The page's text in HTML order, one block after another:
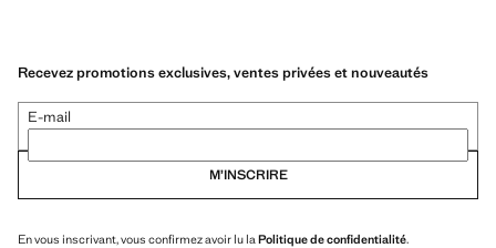
Recevez promotions exclusives, ventes privées et nouveautés
E-mail
M’INSCRIRE
En vous inscrivant, vous confirmez avoir lu la Politique de confidentialité.